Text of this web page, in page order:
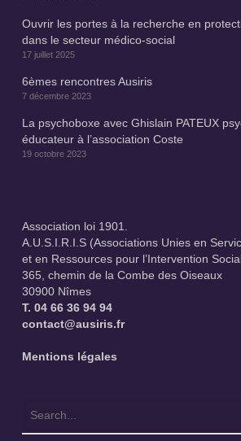
Ouvrir les portes à la recherche en
dans le secteur médico-social
17 juillet 2025
6èmes rencontres Ausiris
7 décembre 2023
La psychoboxe avec Ghislain PATEUX
éducateur à l’association Coste
19 octobre 2023
Association loi 1901.
A.U.S.I.R.I.S (Associations Unies en
et en Ressources pour l’Intervention
365, chemin de la Combe des Oiseaux
30900 Nîmes
T. 04 66 36 94 94
contact@ausiris.fr
Mentions légales